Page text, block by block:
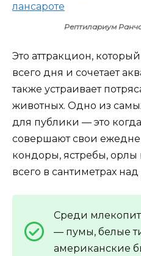
Рептилариум
Это аттракцион,
всего дня и сочетает
также устраивает
животных. Одно из
для публики — это
совершают свои
кондоры, ястребы,
всего в сантиметрах
Среди
— пумы, белые
американские